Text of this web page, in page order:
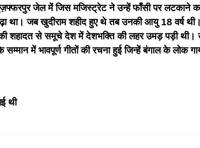
जेल में जिस मजिस्ट्रेट ने उन्हें फाँसी पर लटकाने
था। जब खुदीराम शहीद हुए थे तब उनकी आयु 18 वर्ष
शहादत से समूचे देश में देशभक्ति की लहर उमड़ पड़ी थी।
में भावपूर्ण गीतों की रचना हुई जिन्हें बंगाल के लोक
थी